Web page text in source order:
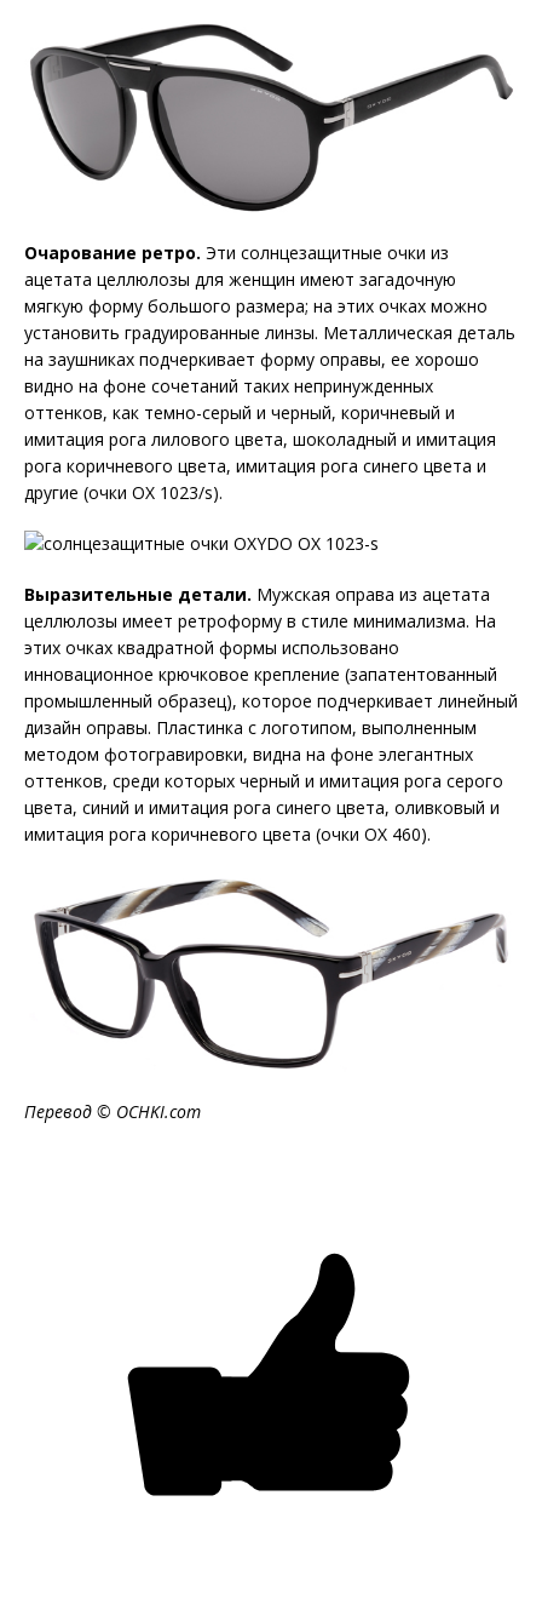
Очарование ретро. Эти солнцезащитные очки из
ацетата целлюлозы для женщин имеют загадочную
мягкую форму большого размера; на этих очках можно
установить градуированные линзы. Металлическая деталь
на заушниках подчеркивает форму оправы, ее хорошо
видно на фоне сочетаний таких непринужденных
оттенков, как темно-серый и черный, коричневый и
имитация рога лилового цвета, шоколадный и имитация
рога коричневого цвета, имитация рога синего цвета и
другие (очки OX 1023/s).
Выразительные детали. Мужская оправа из ацетата
целлюлозы имеет ретроформу в стиле минимализма. На
этих очках квадратной формы использовано
инновационное крючковое крепление (запатентованный
промышленный образец), которое подчеркивает линейный
дизайн оправы. Пластинка с логотипом, выполненным
методом фотогравировки, видна на фоне элегантных
оттенков, среди которых черный и имитация рога серого
цвета, синий и имитация рога синего цвета, оливковый и
имитация рога коричневого цвета (очки OX 460).
Перевод © OCHKI.com